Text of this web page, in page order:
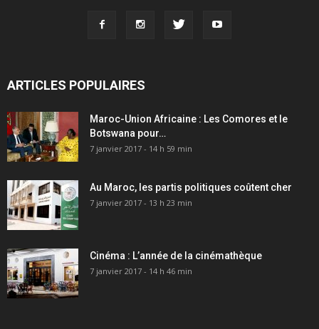
ARTICLES POPULAIRES
Maroc-Union Africaine : Les Comores et le
Botswana pour…
7 janvier 2017 - 14 h 59 min
Au Maroc, les partis politiques coûtent cher
7 janvier 2017 - 13 h 23 min
Cinéma : L’année de la cinémathèque
7 janvier 2017 - 14 h 46 min